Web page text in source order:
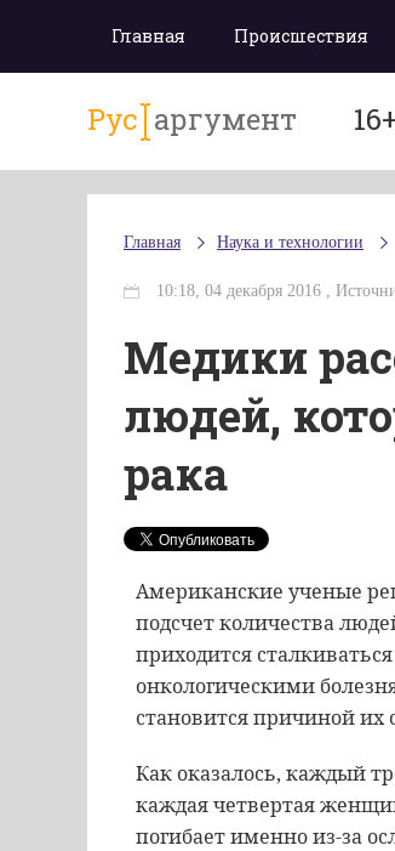
Главная Происшествия
Рус аргумент
Главная Наука и технологии
10:18, 04 декабря 2016 ,
Медики
людей,
рака
Американские ученые
подсчет количества
приходится сталкиваться
онкологическими
становится причиной их
Как оказалось, каждый
каждая четвертая
погибает именно из-за